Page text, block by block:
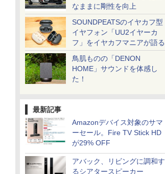
なままに剛性を向上
SOUNDPEATSのイヤカフ型
イヤフォン「UU2イヤーカ
フ」をイヤカフマニアが語る
鳥肌ものの「DENON
HOME」サウンドを体感し
た！
最新記事
Amazonデバイス対象のサマ
ーセール。Fire TV Stick HD
が29% OFF
アバック、リビングに調和す
るシアタースピーカー